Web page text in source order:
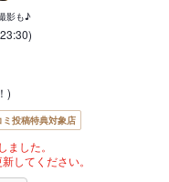
影も♪
)
ミ投稿特典対象店
した。
してください。